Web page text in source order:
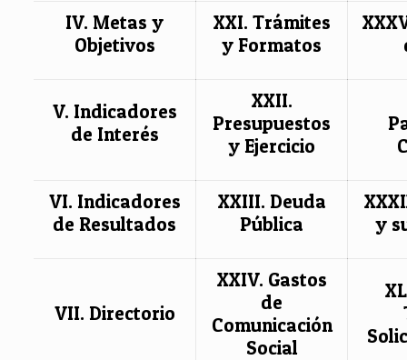
IV. Metas y
Objetivos
XXI. Trámites
y Formatos
V. Indicadores
de Interés
XXII.
Presupuestos
y Ejercicio
VI. Indicadores
de Resultados
XXIII. Deuda
Pública
y
VII. Directorio
XXIV. Gastos
de
Comunicación
Social